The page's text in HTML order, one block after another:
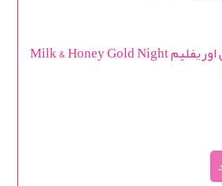
کرم شب شیر و عسل اوریفلیم Milk & Honey Gold Night